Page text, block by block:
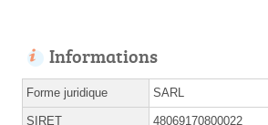
Informations
Forme juridique SARL
SIRET 48069170800022